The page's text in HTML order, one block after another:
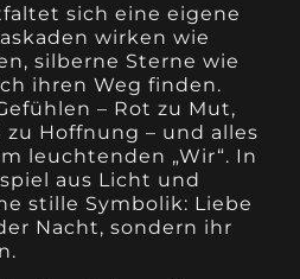
sich eine eigene
wirken wie
silberne Sterne wie
ihren Weg finden.
– Rot zu Mut,
zu Hoffnung – und alles
leuchtenden „Wir“. In
aus Licht und
stille Symbolik: Liebe
Nacht, sondern ihr